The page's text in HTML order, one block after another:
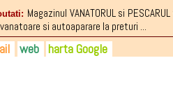
Magazinul VANATORUL si
si autoaparare la preturi ...
web harta Google